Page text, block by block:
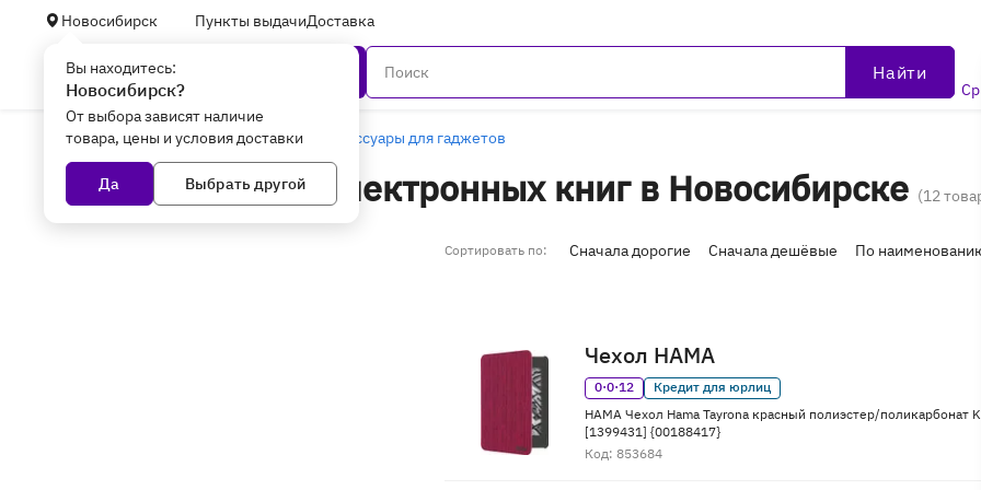
Новосибирск Пункты выдачиДоставка
Вы находитесь:
Новосибирск?
От выбора зависят наличие
товара, цены и условия доставки
Да Выбрать другой
Найти
Главная Смартфоны и гаджеты Аксессуары для гаджетов
Аксессуары для электронных книг в Новосибирске (12
Сортировать по: Сначала дорогие Сначала дешёвые По
Чехол HAMA
0·0·12
Кредит для юрлиц
HAMA Чехол Hama Tayrona красный полиэстер/поликарбонат
[1399431] {00188417}
Код: 853684